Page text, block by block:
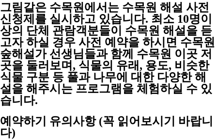
그림같은 수목원에서는 수목원 해설 사전
신청제를 실시하고 있습니다. 최소 10명이
상의 단체 관람객분들이 수목원 해설을 듣
고자 하실 경우 사전 예약을 하시면 수목원
숲해설가 선생님들과 함께 수목원 이곳 저
곳을 둘러보며, 식물의 유래, 용도, 비슷한
식물 구분 등 풀과 나무에 대한 다양한 해
설을 해주시는 프로그램을 체험하실 수 있
습니다.
예약하기 유의사항 (꼭 읽어보시기 바랍니
다)